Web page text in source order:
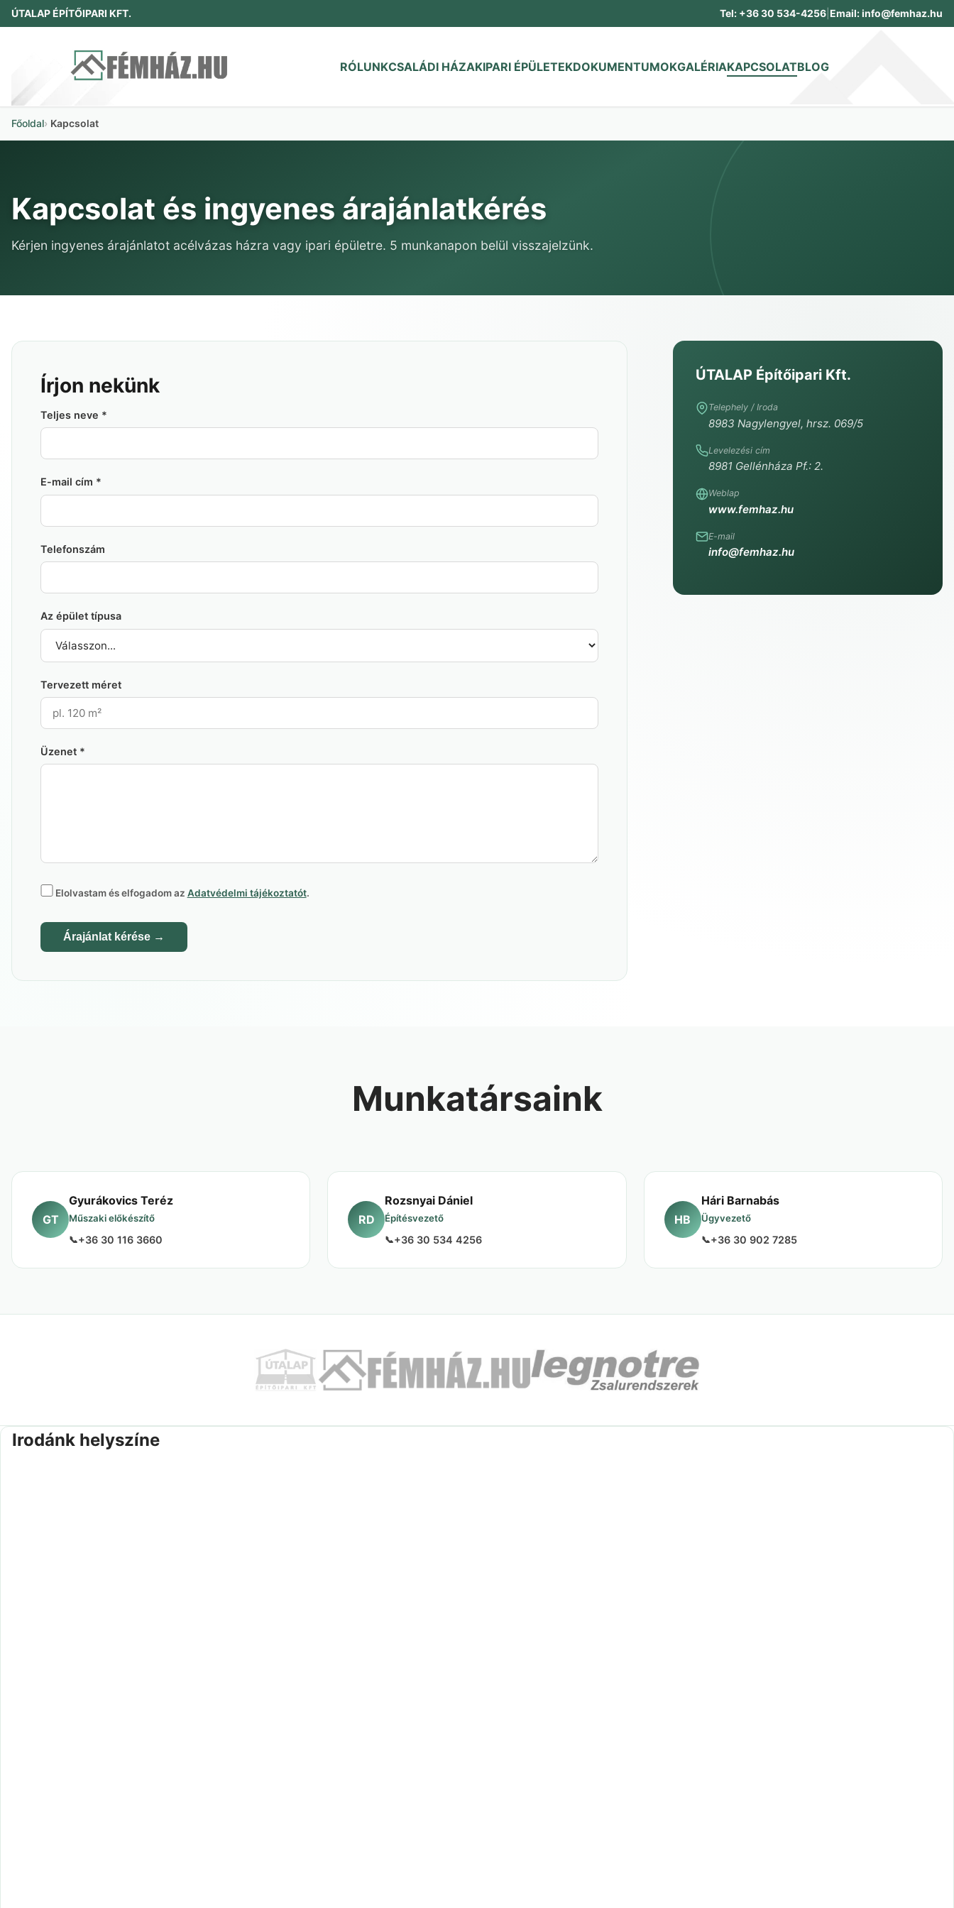
ÚTALAP ÉPÍTŐIPARI KFT. Tel: +36 30 534-4256 Email: info@femhaz.hu
RÓLUNKCSALÁDI HÁZAKIPARI ÉPÜLETEKDOKUMENTUMOKGALÉRIAKAPCSOLATBLOG
Főoldal Kapcsolat
Kapcsolat és ingyenes árajánlatkérés
Kérjen ingyenes árajánlatot acélvázas házra vagy ipari épületre. 5 munkanapon belül visszajelzünk.
Írjon nekünk
Teljes neve *
E-mail cím *
Telefonszám
Az épület típusa
Tervezett méret
Üzenet *
Elolvastam és elfogadom az Adatvédelmi tájékoztatót.
Árajánlat kérése →
ÚTALAP Építőipari Kft.
Telephely / Iroda
8983 Nagylengyel, hrsz. 069/5
Levelezési cím
8981 Gellénháza Pf.: 2.
Weblap
www.femhaz.hu
E-mail
info@femhaz.hu
Munkatársaink
GT
Gyurákovics Teréz
Műszaki előkészítő
+36 30 116 3660
RD
Rozsnyai Dániel
Építésvezető
+36 30 534 4256
HB
Hári Barnabás
Ügyvezető
+36 30 902 7285
Irodánk helyszíne